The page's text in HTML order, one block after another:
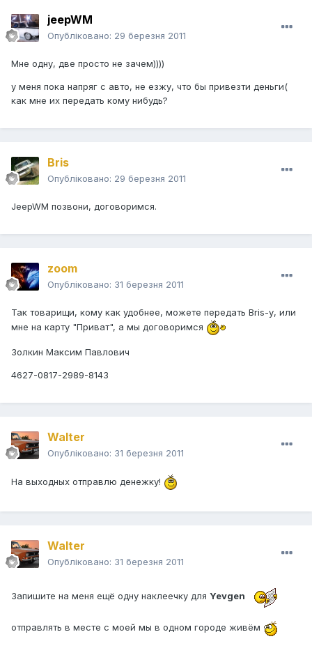
jeepWM
Опубліковано: 29 березня 2011
Мне одну, две просто не зачем))))
у меня пока напряг с авто, не езжу, что бы привезти деньги(
как мне их передать кому нибудь?
Bris
Опубліковано: 29 березня 2011
JeepWM позвони, договоримся.
zoom
Опубліковано: 31 березня 2011
Так товарищи, кому как удобнее, можете передать Bris-у, или
мне на карту "Приват", а мы договоримся
Золкин Максим Павлович
4627-0817-2989-8143
Walter
Опубліковано: 31 березня 2011
На выходных отправлю денежку!
Walter
Опубліковано: 31 березня 2011
Запишите на меня ещё одну наклеечку для Yevgen
отправлять в месте с моей мы в одном городе живём